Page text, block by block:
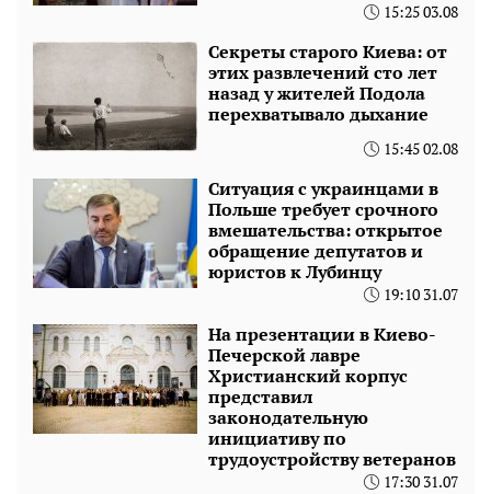
15:25 03.08
Секреты старого Киева: от
этих развлечений сто лет
назад у жителей Подола
перехватывало дыхание
15:45 02.08
Ситуация с украинцами в
Польше требует срочного
вмешательства: открытое
обращение депутатов и
юристов к Лубинцу
19:10 31.07
На презентации в Киево-
Печерской лавре
Христианский корпус
представил
законодательную
инициативу по
трудоустройству ветеранов
17:30 31.07